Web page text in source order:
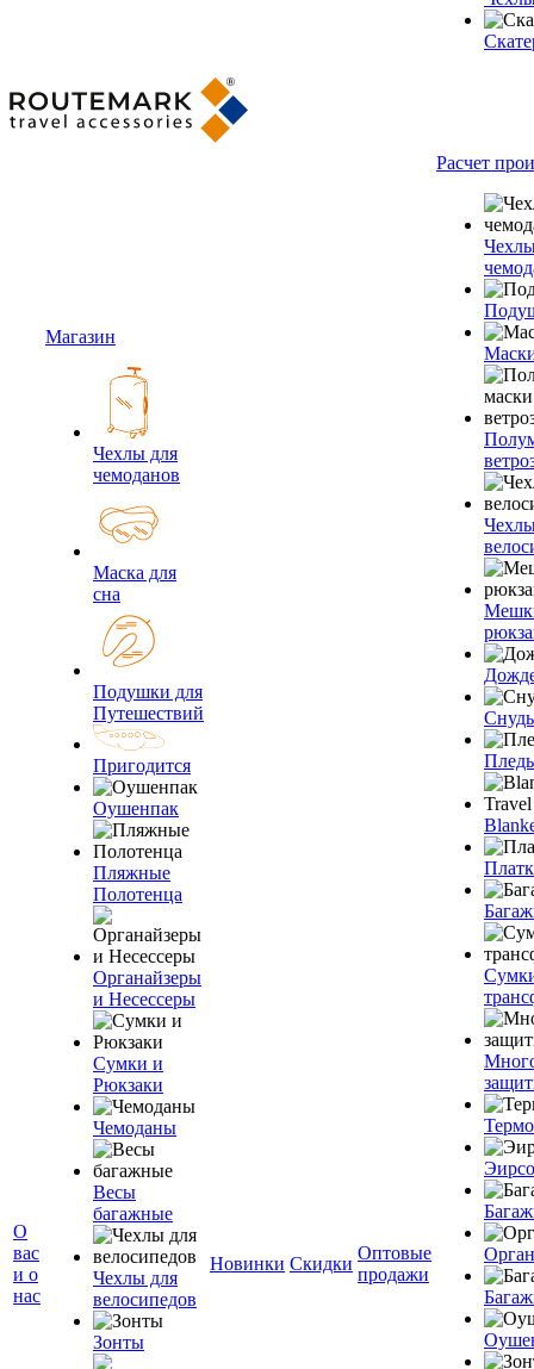
О
вас
и о
нас
Магазин
Чехлы для
чемоданов
Маска для
сна
Подушки для
Путешествий
Пригодится
Оушенпак
Пляжные
Полотенца
Органайзеры
и Несессеры
Сумки и
Рюкзаки
Чемоданы
Весы
багажные
Чехлы для
велосипедов
Зонты
Новинки Скидки
Оптовые
продажи
Расчет